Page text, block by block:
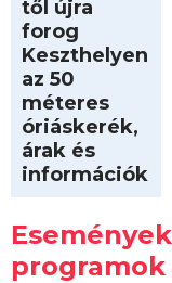
től újra
forog
Keszthelyen
az 50
méteres
óriáskerék,
árak és
információk
programok
Kilóméterek
2026